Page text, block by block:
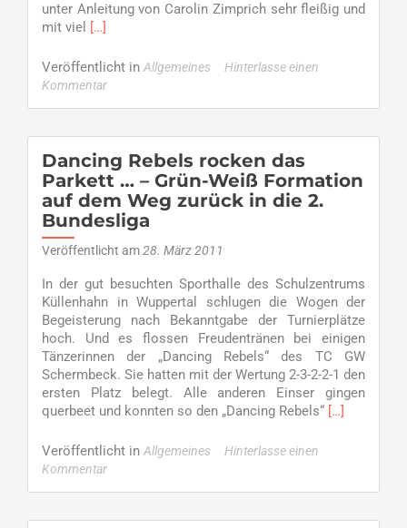
unter Anleitung von Carolin Zimprich sehr fleißig und
mit viel Read
about
Mad
–
Schülertanzturnier
[…]
Veröffentlicht in Allgemeines
Hinterlasse einen
Kommentar
Dancing Rebels rocken das
Parkett … – Grün-Weiß Formation
auf dem Weg zurück in die 2.
Bundesliga
Veröffentlicht am28. März 2011
In der gut besuchten Sporthalle des Schulzentrums
Küllenhahn in Wuppertal schlugen die Wogen der
Begeisterung nach Bekanntgabe der Turnierplätze
hoch. Und es flossen Freudentränen bei einigen
Tänzerinnen der „Dancing Rebels“ des TC GW
Schermbeck. Sie hatten mit der Wertung 2-3-2-2-1 den
ersten Platz belegt. Alle anderen Einser gingen
querbeet und konnten so den „Dancing Rebels“ Read
das
[…]
Veröffentlicht in Allgemeines
Hinterlasse einen
Kommentar